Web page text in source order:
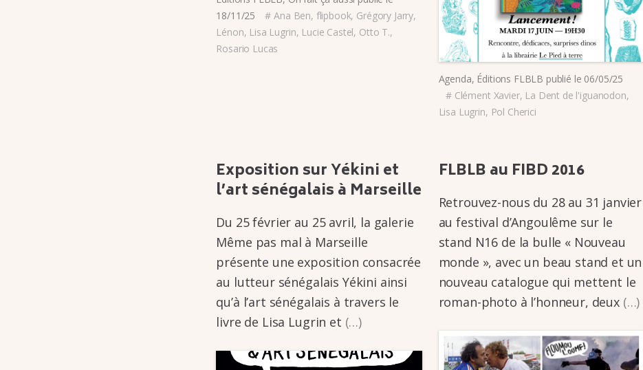
18/11/25
#Ana Ben, flipbook, Grégory Jarry,
Lénon, Lisa Lugrin, Lucie Castel, Otto T.,
Rosario Lucas
Agenda, Éditions FLBLB publié le 06/05/25
# Clément Xavier, La Dent de l'iguanodon,
Lisa Lugrin, Pol Cherici
Expo­si­tion sur Yékini et
l’art séné­ga­lais à Marseille
Du 25 février au 25 avril, la gale­­rie
Même pas mal à Marseille
présente une expo­­si­­tion consa­­crée
au lutteur séné­­ga­­lais Yékini ainsi
qu’à l’art séné­­ga­­lais à travers le
livre de Lisa Lugrin et (…)
FLBLB au FIBD 2016
Retrou­­vez-nous du 28 au 31 janvier
au festi­­val d’An­­gou­­lême sur le
stand N16 de la bulle « Nouveau
monde », avec un beau stand et un
nouveau cata­­logue qui mettent le
roman-photo à l’hon­­neur, deux (…)